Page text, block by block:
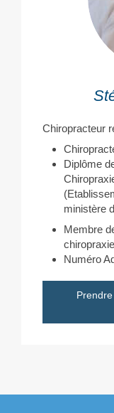
Chiropracteur
Diplôme
ministère
Membre
Numéro